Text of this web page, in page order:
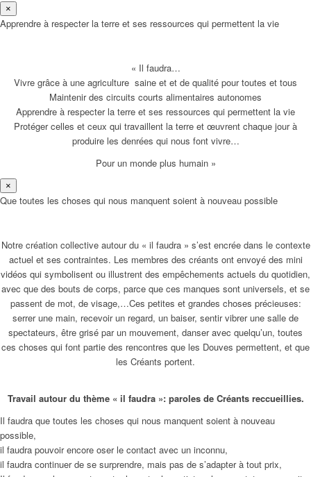
×
Apprendre à respecter la terre et ses ressources qui permettent la vie
« Il faudra…
Vivre grâce à une agriculture saine et et de qualité pour toutes et tous
Maintenir des circuits courts alimentaires autonomes
Apprendre à respecter la terre et ses ressources qui permettent la vie
Protéger celles et ceux qui travaillent la terre et œuvrent chaque jour à
produire les denrées qui nous font vivre…
Pour un monde plus humain »
×
Que toutes les choses qui nous manquent soient à nouveau possible
Notre création collective autour du « il faudra » s’est encrée dans le contexte
actuel et ses contraintes. Les membres des créants ont envoyé des mini
vidéos qui symbolisent ou illustrent des empêchements actuels du quotidien,
avec que des bouts de corps, parce que ces manques sont universels, et se
passent de mot, de visage,…Ces petites et grandes choses précieuses:
serrer une main, recevoir un regard, un baiser, sentir vibrer une salle de
spectateurs, être grisé par un mouvement, danser avec quelqu’un, toutes
ces choses qui font partie des rencontres que les Douves permettent, et que
les Créants portent.
Travail autour du thème « il faudra »: paroles de Créants reccueillies.
Il faudra que toutes les choses qui nous manquent soient à nouveau
possible,
il faudra pouvoir encore oser le contact avec un inconnu,
il faudra continuer de se surprendre, mais pas de s’adapter à tout prix,